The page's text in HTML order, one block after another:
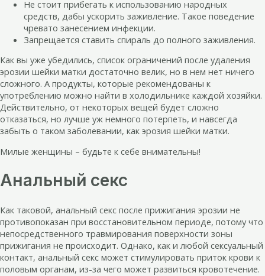
Не стоит прибегать к использованию народных
средств, дабы ускорить заживление. Такое поведение
чревато занесением инфекции.
Запрещается ставить спираль до полного заживления.
Как вы уже убедились, список ограничений после удаления
эрозии шейки матки достаточно велик, но в нем нет ничего
сложного. А продукты, которые рекомендованы к
употреблению можно найти в холодильнике каждой хозяйки.
Действительно, от некоторых вещей будет сложно
отказаться, но лучше уж немного потерпеть, и навсегда
забыть о таком заболевании, как эрозия шейки матки.
Милые женщины – будьте к себе внимательны!
Анальный секс
Как таковой, анальный секс после прижигания эрозии не
противопоказан при восстановительном периоде, потому что
непосредственного травмирования поверхности зоны
прижигания не происходит. Однако, как и любой сексуальный
контакт, анальный секс может стимулировать приток крови к
половым органам, из-за чего может развиться кровотечение.